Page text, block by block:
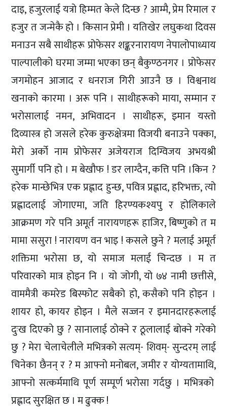
दाइ, हजुरलाई यत्रो हिम्मत केले दिन्छ ? आम्मै, प्रेम रिमाल र
हजुर त जन्मेकै हो । किसान प्रेमी । यतिखेर लघुकथा दिवस
मनाउन सबै साथीहरू प्रोफेसर शङ्करनारायण नेपालोपाध्याय
पाल्पालीको घरमा जम्मा भएका छन् बैकुण्ठनगर । प्रोफेसर
जगमोहन आजाद र धनराज गिरी आउनै छ । विश्वनाथ
खनाको कारमा । अरू पनि । साथीहरूको माया, सम्मान र
भरोसालाई नमन, अभिवादन । साथीहरू, इमान यस्तो
दिव्यास्त्र हो जसले हरेक कुरुक्षेत्रमा विजयी बनाउने पक्का,
मेरो अर्को नाम प्रोफेसर अजेयराज दिग्विजय अभयश्री
सुमार्गी पनि हो । म बेखौफ ! डर लाग्दैन, कत्ति पनि ।किन ?
हरेक मान्छेभित्र एक प्रह्लाद हुन्छ, पवित्र प्रह्लाद, हरिभक्त, त्यो
प्रह्लादलाई जोगाएमा, जति हिरण्यकश्यपु र होलिकाले
आक्रमण गरे पनि अमूर्त नारायणहरू हाजिर, बिष्णुको त म
मामा ससुरा ! नारायण वन भाइ ! कसले छुने ? मलाई अमूर्त
शक्तिमा भरोसा छ, यो समाज मलाई चिन्दछ । म त
परिवारको मात्र होइन नि । यो जोगी, यो ७४ नामी छत्तीसे,
वाममैत्री कमरेड बिस्फोट सबैको हो, कसैको पनि होइन ।
शायर हो, कायर होइन । मैले सज्जन र इमानदारहरूलाई
दुःख दिएको छु ? सानालाई ठोक्ने र ठूलालाई बोक्ने गरेको
छु ? मेरा चेलाचेलीले मभित्रको सत्यम्- शिवम्- सुन्दरम् लाई
चिनेका छैनन् र ? म आफ्नो मनोबल, जमीर र योग्यतामाथि,
आफ्नो सत्कर्ममाथि पूर्ण सम्पूर्ण भरोसा गर्दछु । मभित्रको
प्रह्लाद सुरक्षित छ । म ढुक्क !